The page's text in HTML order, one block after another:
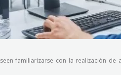
familiarizarse con la realización